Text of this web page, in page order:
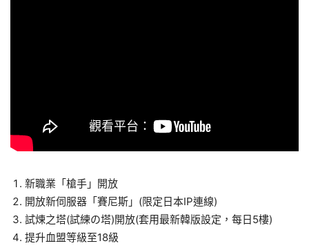
新職業「槍手」開放
開放新伺服器「賽尼斯」(限定日本IP連線)
試煉之塔(試練の塔)開放(套用最新韓版設定，每日5樓)
提升血盟等級至18級